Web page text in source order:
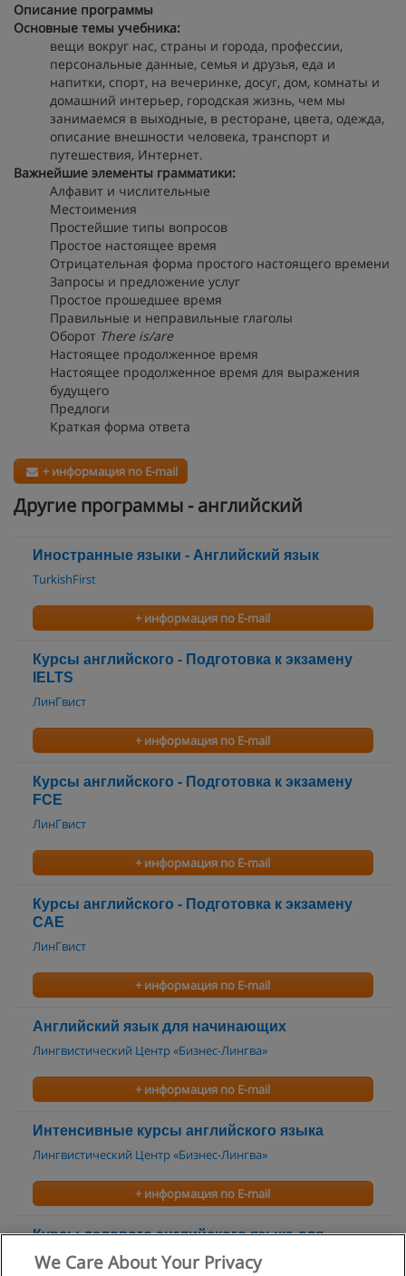
Описание программы
Основные темы учебника:
вещи вокруг нас, страны и города, профессии,
персональные данные, семья и друзья, еда и
напитки, спорт, на вечеринке, досуг, дом, комнаты и
домашний интерьер, городская жизнь, чем мы
занимаемся в выходные, в ресторане, цвета, одежда,
описание внешности человека, транспорт и
путешествия, Интернет.
Важнейшие элементы грамматики:
Алфавит и числительные
Местоимения
Простейшие типы вопросов
Простое настоящее время
Отрицательная форма простого настоящего времени
Запросы и предложение услуг
Простое прошедшее время
Правильные и неправильные глаголы
Оборот There is/are
Настоящее продолженное время
Настоящее продолженное время для выражения
будущего
Предлоги
Краткая форма ответа
+ информация по E-mail
Другие программы - английский
Иностранные языки - Английский язык
TurkishFirst
+ информация по E-mail
Курсы английского - Подготовка к экзамену
IELTS
ЛинГвист
+ информация по E-mail
Курсы английского - Подготовка к экзамену
FCE
ЛинГвист
+ информация по E-mail
Курсы английского - Подготовка к экзамену
CAE
ЛинГвист
+ информация по E-mail
Английский язык для начинающих
Лингвистический Центр «Бизнес-Лингва»
+ информация по E-mail
Интенсивные курсы английского языка
Лингвистический Центр «Бизнес-Лингва»
+ информация по E-mail
Курсы делового английского языка для
взрослых
We Care About Your Privacy